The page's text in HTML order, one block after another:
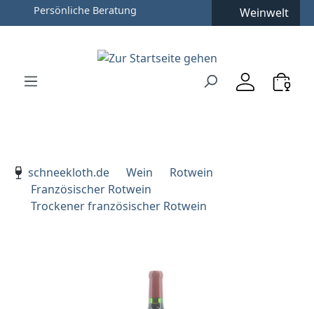
Zum Hauptinhalt springen
Zur Hauptnavigation springen
Weinwelt
schneekloth.de
Wein
Rotwein
Französischer Rotwein
Trockener französischer Rotwein
Bildergalerie überspringen